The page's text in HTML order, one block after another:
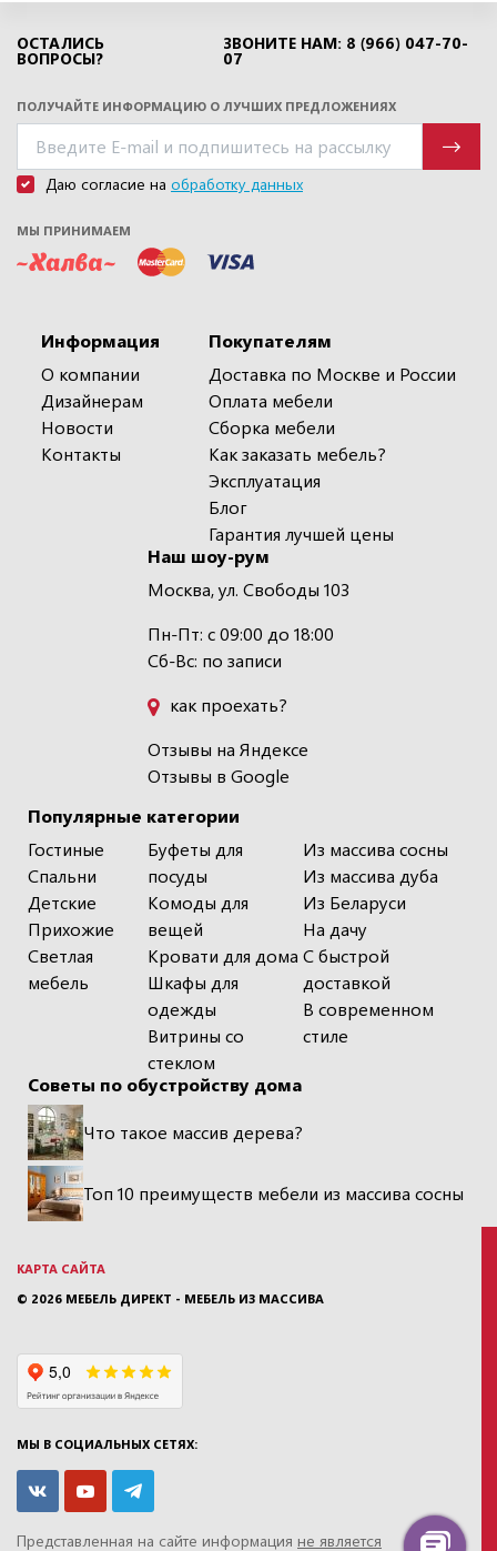
ОСТАЛИСЬ
ВОПРОСЫ?
ЗВОНИТЕ НАМ: 8 (966) 047-70-
07
ПОЛУЧАЙТЕ ИНФОРМАЦИЮ О ЛУЧШИХ ПРЕДЛОЖЕНИЯХ
Даю согласие на обработку данных
МЫ ПРИНИМАЕМ
Информация
О компании
Дизайнерам
Новости
Контакты
Популярные категории
Гостиные
Спальни
Детские
Прихожие
Светлая
мебель
Буфеты для
посуды
Комоды для
вещей
Кровати для дома
Шкафы для
одежды
Витрины со
стеклом
Из массива сосны
Из массива дуба
Из Беларуси
На дачу
С быстрой
доставкой
В современном
стиле
Покупателям
Доставка по Москве и России
Оплата мебели
Сборка мебели
Как заказать мебель?
Эксплуатация
Блог
Гарантия лучшей цены
Наш шоу-рум
Москва, ул. Свободы 103
Пн-Пт: с 09:00 до 18:00
Сб-Вс: по записи
как проехать?
Отзывы на Яндексе
Отзывы в Google
Советы по обустройству дома
Что такое массив дерева?
Топ 10 преимуществ мебели из массива сосны
КАРТА САЙТА
© 2026 МЕБЕЛЬ ДИРЕКТ - МЕБЕЛЬ ИЗ МАССИВА
МЫ В СОЦИАЛЬНЫХ СЕТЯХ:
Представленная на сайте информация не является